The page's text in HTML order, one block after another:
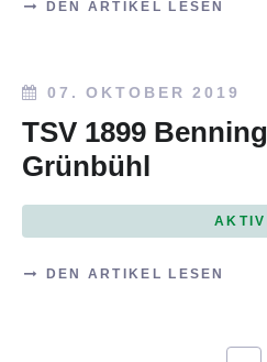
DEN ARTIKEL LESEN
07. OKTOBER 2019
TSV 1899
Grünbühl
DEN ARTIKEL LESEN